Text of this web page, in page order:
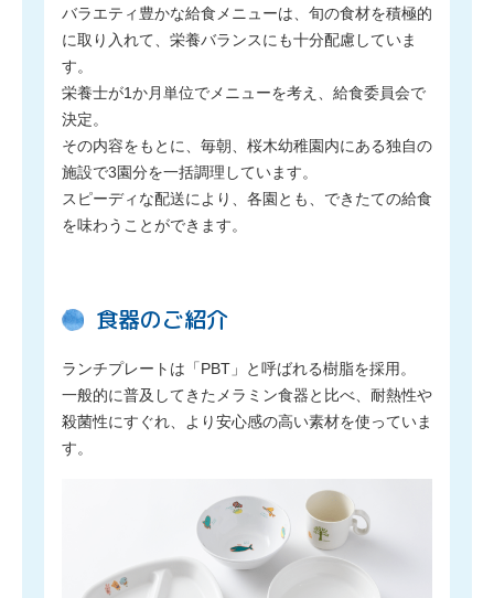
バラエティ豊かな給食メニューは、旬の食材を積極的
に取り入れて、栄養バランスにも十分配慮していま
す。
栄養士が1か月単位でメニューを考え、給食委員会で
決定。
その内容をもとに、毎朝、桜木幼稚園内にある独自の
施設で3園分を一括調理しています。
スピーディな配送により、各園とも、できたての給食
を味わうことができます。
食器のご紹介
ランチプレートは「PBT」と呼ばれる樹脂を採用。
一般的に普及してきたメラミン食器と比べ、耐熱性や
殺菌性にすぐれ、より安心感の高い素材を使っていま
す。